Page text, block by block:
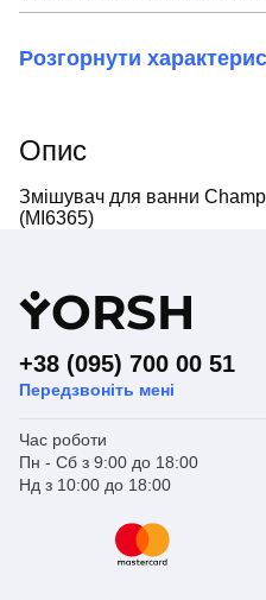
Розгорнути
Опис
Змішувач для ванни
(MI6365)
YORSH
+38 (095) 700 00 51
Передзвоніть мені
Час роботи
Пн - Сб з 9:00 до 18:00
Нд з 10:00 до 18:00